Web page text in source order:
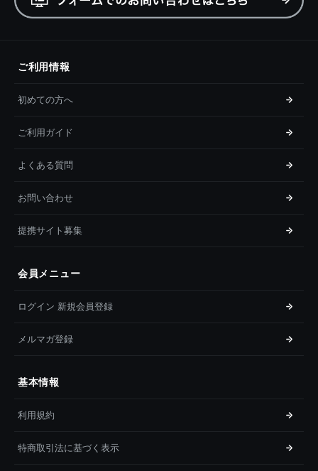
ご利用情報
初めての方へ
ご利用ガイド
よくある質問
お問い合わせ
提携サイト募集
会員メニュー
ログイン 新規会員登録
メルマガ登録
基本情報
利用規約
特商取引法に基づく表示